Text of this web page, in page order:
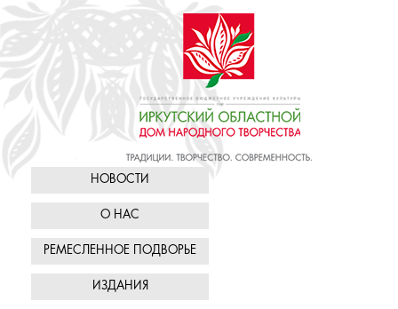
НОВОСТИ
О НАС
РЕМЕСЛЕННОЕ ПОДВОРЬЕ
ИЗДАНИЯ